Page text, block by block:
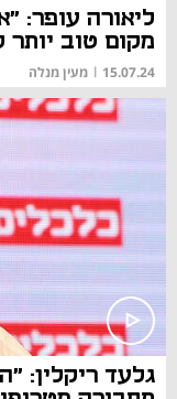
ליאורה עופר:
מקום טוב יותר
15.07.24
| מעין מנלה
גלעד ריקלין: